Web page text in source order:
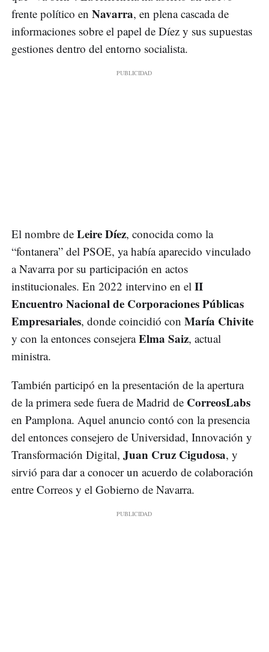
frente político en Navarra, en plena cascada de
informaciones sobre el papel de Díez y sus supuestas
gestiones dentro del entorno socialista.
El nombre de Leire Díez, conocida como la
“fontanera” del PSOE, ya había aparecido vinculado
a Navarra por su participación en actos
institucionales. En 2022 intervino en el II
Encuentro Nacional de Corporaciones Públicas
Empresariales, donde coincidió con María Chivite
y con la entonces consejeraElma Saiz, actual
ministra.
También participó en la presentación de la apertura
de la primera sede fuera de Madrid de CorreosLabs
en Pamplona. Aquel anuncio contó con la presencia
del entonces consejero de Universidad, Innovación y
Transformación Digital, Juan Cruz Cigudosa, y
sirvió para dar a conocer un acuerdo de colaboración
entre Correos y el Gobierno de Navarra.